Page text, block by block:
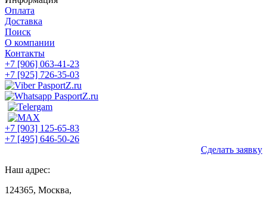
Оплата
Доставка
Поиск
О компании
Контакты
+7 [906] 063-41-23
+7 [925] 726-35-03
+7 [903] 125-65-83
+7 [495] 646-50-26
Сделать заявку
Наш адрес:
124365, Москва,